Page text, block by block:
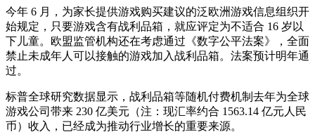
今年 6 月，为家长提供游戏购买建议的泛欧洲游戏信息组织开
始规定，只要游戏含有战利品箱，就应评定为不适合 16 岁以
下儿童。欧盟监管机构还在考虑通过《数字公平法案》，全面
禁止未成年人可以接触的游戏加入战利品箱。法案预计明年通
过。
标普全球研究数据显示，战利品箱等随机付费机制去年为全球
游戏公司带来 230 亿美元（注：现汇率约合 1563.14 亿元人民
币）收入，已经成为推动行业增长的重要来源。